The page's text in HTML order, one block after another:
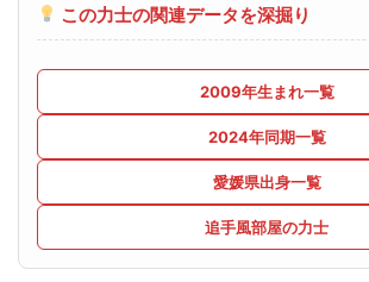
この力士の関連データを深掘り
2009年生まれ一覧
2024年同期一覧
愛媛県出身一覧
追手風部屋の力士